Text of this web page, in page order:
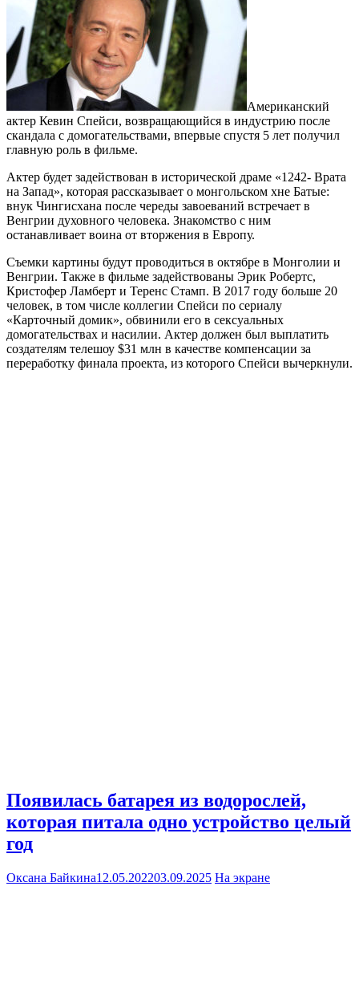
Американский
актер Кевин Спейси, возвращающийся в индустрию после
скандала с домогательствами, впервые спустя 5 лет получил
главную роль в фильме.
Актер будет задействован в исторической драме «1242- Врата
на Запад», которая рассказывает о монгольском хне Батые:
внук Чингисхана после череды завоеваний встречает в
Венгрии духовного человека. Знакомство с ним
останавливает воина от вторжения в Европу.
Съемки картины будут проводиться в октябре в Монголии и
Венгрии. Также в фильме задействованы Эрик Робертс,
Кристофер Ламберт и Теренс Стамп. В 2017 году больше 20
человек, в том числе коллегии Спейси по сериалу
«Карточный домик», обвинили его в сексуальных
домогательствах и насилии. Актер должен был выплатить
создателям телешоу $31 млн в качестве компенсации за
переработку финала проекта, из которого Спейси вычеркнули.
Появилась батарея из водорослей,
которая питала одно устройство целый
год
Оксана Байкина12.05.202203.09.2025 На экране